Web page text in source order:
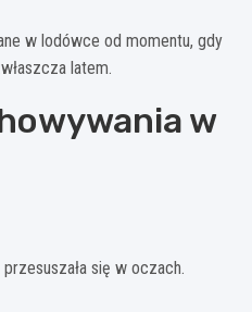
w lodówce od momentu, gdy
latem.
w
się w oczach.